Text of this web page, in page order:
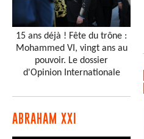
15 ans déjà ! Fête du trône :
Mohammed VI, vingt ans au
pouvoir. Le dossier
d'Opinion Internationale
ABRAHAM XXI